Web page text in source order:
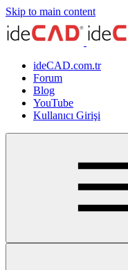
Skip to main content
ideCAD.com.tr
Forum
Blog
YouTube
Kullanıcı Girişi